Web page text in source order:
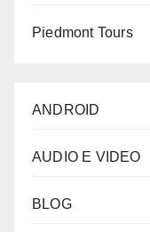
Piedmont Tours
ANDROID
AUDIO E VIDEO
BLOG